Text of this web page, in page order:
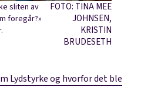
sliten av
foregår?»
FOTO: TINA MEE
JOHNSEN,
KRISTIN
BRUDESETH
Lydstyrke og hvorfor det ble